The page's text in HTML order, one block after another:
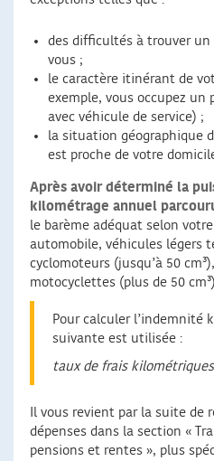
des difficultés à trouver
vous ;
le caractère itinérant de
exemple, vous occupez un
avec véhicule de service) ;
la situation géographique
est proche de votre
Après avoir déterminé la
kilométrage annuel
le barème adéquat selon
automobile, véhicules légers
cyclomoteurs (jusqu’à 50
motocyclettes (plus de 50
Pour calculer l’indemnité
suivante est utilisée :
taux de frais
Il vous revient par la suite de
dépenses dans la section «
pensions et rentes », plus